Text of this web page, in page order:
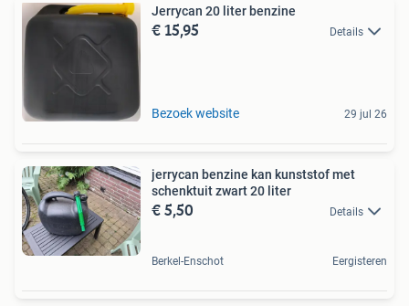
Jerrycan 20 liter benzine
€ 15,95 Details
Bezoek website 29 jul 26
jerrycan benzine kan kunststof met
schenktuit zwart 20 liter
€ 5,50 Details
Berkel-Enschot Eergisteren